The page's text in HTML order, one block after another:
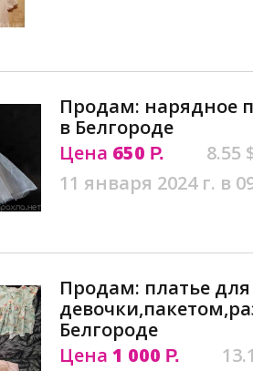
Продам: нарядное
в Белгороде
Цена 650 Р.
8.55
11 января 2024 г. в
Продам: платье для
Белгороде
Цена 1 000 Р.